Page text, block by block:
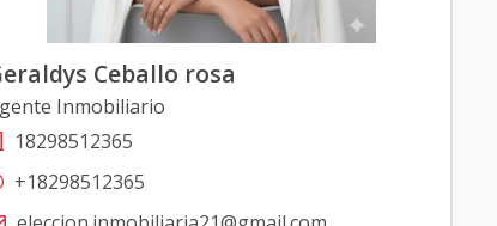
Ceballo rosa
Inmobiliario
18298512365
+18298512365